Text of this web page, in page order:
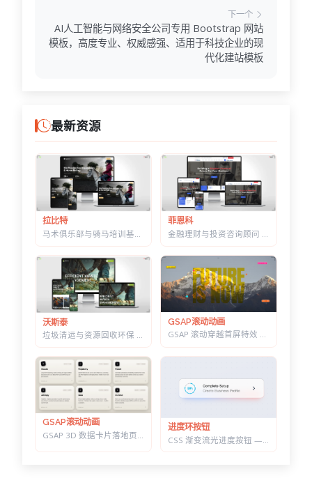
下一个
AI人工智能与网络安全公司专用 Bootstrap 网站
模板，高度专业、权威感强、适用于科技企业的现
代化建站模板
最新资源
拉比特
菲恩科
沃斯泰
垃圾清运与资源回收环保 HTML 建站模板 | 再生利用/安全处置/环卫服务商官网
GSAP滚动动画
GSAP滚动动画
进度环按钮